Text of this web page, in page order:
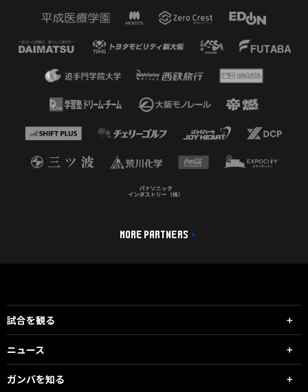
MORE PARTNERS
試合を観る
ニュース
ガンバを知る